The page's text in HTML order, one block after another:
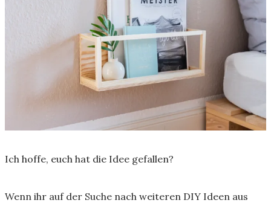
Ich hoffe, euch hat die Idee gefallen?
Wenn ihr auf der Suche nach weiteren DIY Ideen aus